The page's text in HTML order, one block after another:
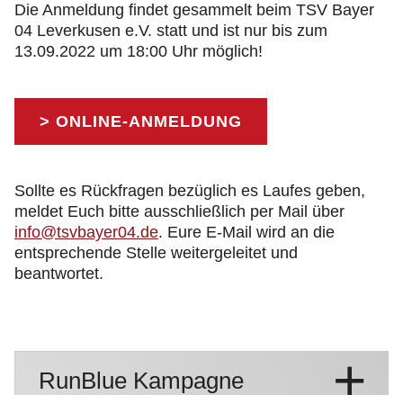
Die Anmeldung findet gesammelt beim TSV Bayer
04 Leverkusen e.V. statt und ist nur bis zum
13.09.2022 um 18:00 Uhr möglich!
> ONLINE-ANMELDUNG
Sollte es Rückfragen bezüglich es Laufes geben,
meldet Euch bitte ausschließlich per Mail über
info@tsvbayer04.de. Eure E-Mail wird an die
entsprechende Stelle weitergeleitet und
beantwortet.
RunBlue Kampagne